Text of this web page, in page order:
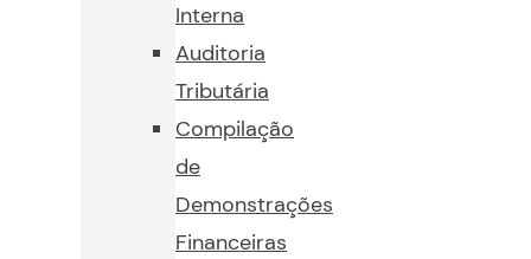
Interna
Auditoria
Tributária
Compilação
de
Demonstrações
Financeiras